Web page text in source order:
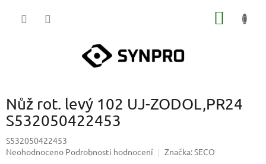
Nůž rot. levý 102 UJ-ZODOL,PR24
S532050422453
S532050422453
Průměrné
Neohodnoceno Podrobnosti hodnocení Značka:SECO